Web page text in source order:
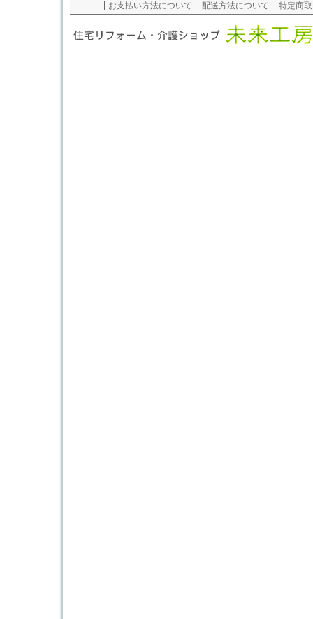
お支払い方法について 配送方法について 特定商